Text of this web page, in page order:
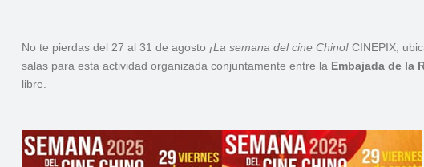
No te pierdas del 27 al 31 de agosto ¡La semana del cine Chino! CINEPIX,
salas para esta actividad organizada conjuntamente entre la Embajada de la
libre.